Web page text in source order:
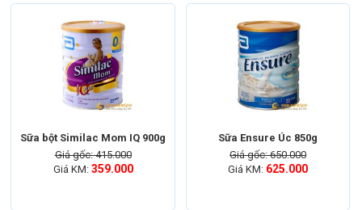
Sữa bột Similac Mom IQ 900g
Giá gốc: 415.000
Giá KM: 359.000
Sữa Ensure Úc 850g
Giá gốc: 650.000
Giá KM: 625.000